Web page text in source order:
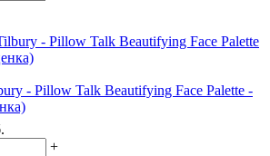
- Pillow Talk Beautifying Face Palette -
+